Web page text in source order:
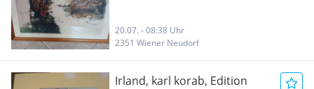
20.07. - 08:38 Uhr
2351 Wiener Neudorf
Irland, karl korab, Edition